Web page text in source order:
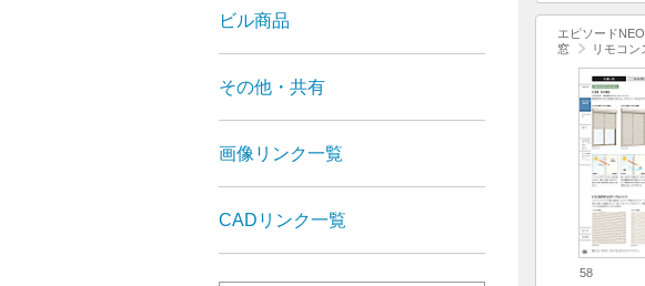
エピソード
窓
リモコン
58
ビル商品
その他・共有
画像リンク一覧
CADリンク一覧